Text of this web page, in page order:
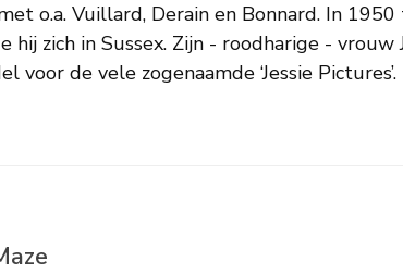
voor de vele zogenaamde ‘Jessie Pictures’.